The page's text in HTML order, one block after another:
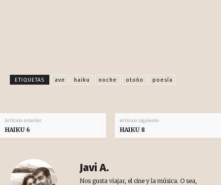
ETIQUETAS ave haiku noche otoño poesía
Artículo anterior
HAIKU 6
Artículo siguiente
HAIKU 8
Javi A.
Nos gusta viajar, el cine y la música. O sea,